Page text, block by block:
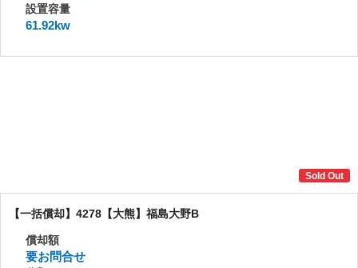
設置容量
61.92kw
Sold Out
【一括償却】4278【大熊】福島大野B
償却額
要お問合せ